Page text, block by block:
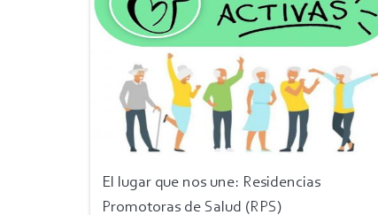
El lugar que nos une: Residencias
Promotoras de Salud (RPS)